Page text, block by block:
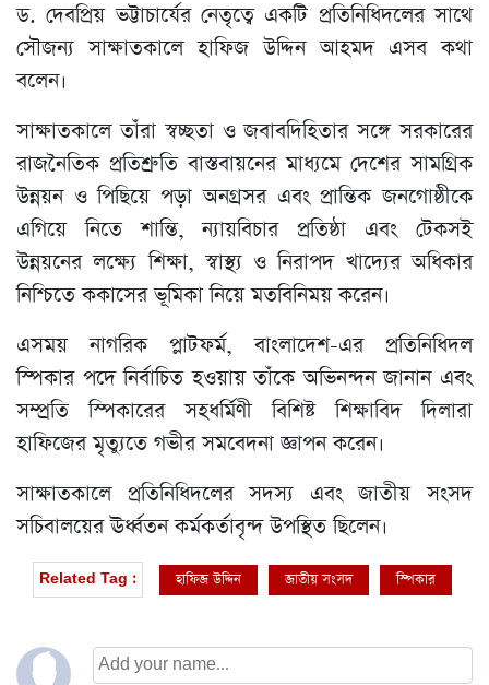
ড. দেবপ্রিয় ভট্টাচার্যের নেতৃত্বে একটি প্রতিনিধিদলের সাথে
সৌজন্য সাক্ষাতকালে হাফিজ উদ্দিন আহমদ এসব কথা
বলেন।
সাক্ষাতকালে তাঁরা স্বচ্ছতা ও জবাবদিহিতার সঙ্গে সরকারের
রাজনৈতিক প্রতিশ্রুতি বাস্তবায়নের মাধ্যমে দেশের সামগ্রিক
উন্নয়ন ও পিছিয়ে পড়া অনগ্রসর এবং প্রান্তিক জনগোষ্ঠীকে
এগিয়ে নিতে শান্তি, ন্যায়বিচার প্রতিষ্ঠা এবং টেকসই
উন্নয়নের লক্ষ্যে শিক্ষা, স্বাস্থ্য ও নিরাপদ খাদ্যের অধিকার
নিশ্চিতে ককাসের ভূমিকা নিয়ে মতবিনিময় করেন।
এসময় নাগরিক প্লাটফর্ম, বাংলাদেশ-এর প্রতিনিধিদল
স্পিকার পদে নির্বাচিত হওয়ায় তাঁকে অভিনন্দন জানান এবং
সম্প্রতি স্পিকারের সহধর্মিণী বিশিষ্ট শিক্ষাবিদ দিলারা
হাফিজের মৃত্যুতে গভীর সমবেদনা জ্ঞাপন করেন।
সাক্ষাতকালে প্রতিনিধিদলের সদস্য এবং জাতীয় সংসদ
সচিবালয়ের ঊর্ধ্বতন কর্মকর্তাবৃন্দ উপস্থিত ছিলেন।
Related Tag : হাফিজ উদ্দিন জাতীয় সংসদ স্পিকার